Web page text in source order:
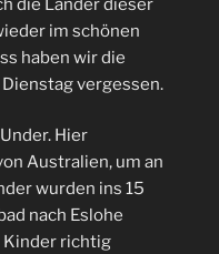
die Länder dieser
im schönen
haben wir die
vergessen.
Hier
Australien, um an
wurden ins 15
nach Eslohe
Kinder richtig